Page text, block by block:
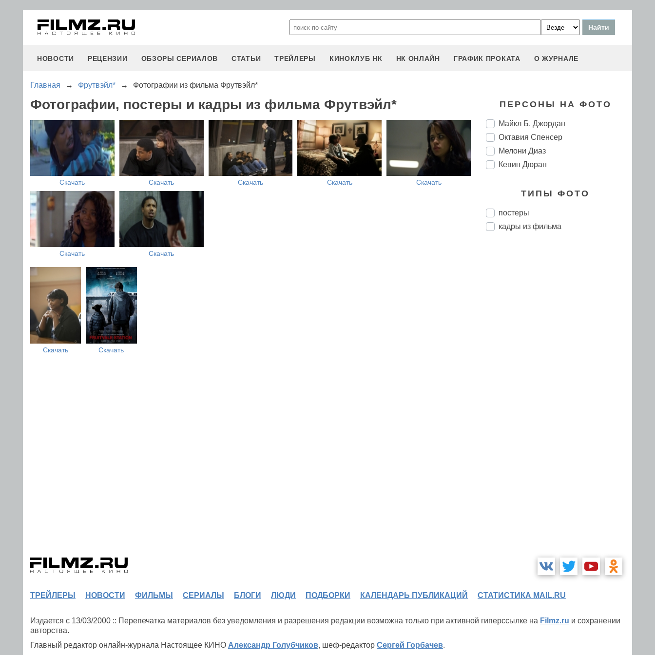
НОВОСТИ РЕЦЕНЗИИ ОБЗОРЫ СЕРИАЛОВ СТАТЬИ ТРЕЙЛЕРЫ КИНОКЛУБ НК НК ОНЛАЙН ГРАФИК ПРОКАТА О ЖУРНАЛЕ
Главная → Фрутвэйл* → Фотографии из фильма Фрутвэйл*
Фотографии, постеры и кадры из фильма Фрутвэйл*
Скачать Скачать Скачать Скачать Скачать
Скачать Скачать
Скачать Скачать
ПЕРСОНЫ НА ФОТО
Майкл Б. Джордан
Октавия Спенсер
Мелони Диаз
Кевин Дюран
ТИПЫ ФОТО
постеры
кадры из фильма
ТРЕЙЛЕРЫ НОВОСТИ ФИЛЬМЫ СЕРИАЛЫ БЛОГИ ЛЮДИ ПОДБОРКИ КАЛЕНДАРЬ ПУБЛИКАЦИЙ СТАТИСТИКА MAIL.RU
Издается с 13/03/2000 :: Перепечатка материалов без уведомления и разрешения редакции возможна только при активной гиперссылке на Filmz.ru и сохранении
авторства.
Главный редактор онлайн-журнала Настоящее КИНО Александр Голубчиков, шеф-редактор Сергей Горбачев.